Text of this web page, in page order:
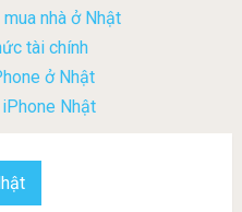
nhà ở Nhật
tài chính
ở Nhật
Nhật